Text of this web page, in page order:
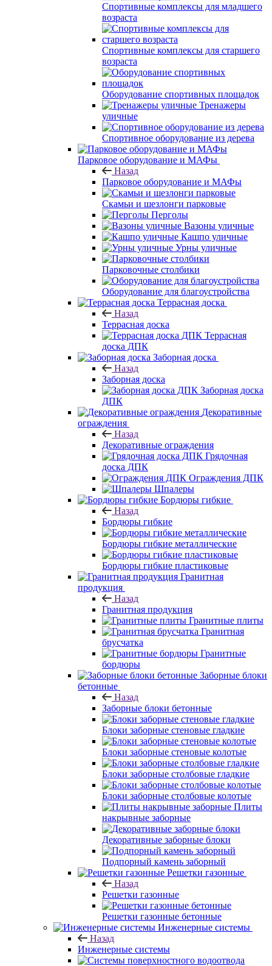
Спортивные комплексы для младшего
возраста
Спортивные комплексы для старшего
возраста
Оборудование спортивных площадок
Тренажеры
уличные
Спортивное оборудование из дерева
Парковое оборудование и МАФы
Назад
Парковое оборудование и МАФы
Скамьи и шезлонги парковые
Перголы
Вазоны уличные
Кашпо уличные
Урны уличные
Парковочные столбики
Оборудование для благоустройства
Террасная доска
Назад
Террасная доска
Террасная
доска ДПК
Заборная доска
Назад
Заборная доска
Заборная доска
ДПК
Декоративные
ограждения
Назад
Декоративные ограждения
Грядочная
доска ДПК
Ограждения ДПК
Шпалеры
Бордюры гибкие
Назад
Бордюры гибкие
Бордюры гибкие металлические
Бордюры гибкие пластиковые
Гранитная
продукция
Назад
Гранитная продукция
Гранитные плиты
Гранитная
брусчатка
Гранитные
бордюры
Заборные блоки
бетонные
Назад
Заборные блоки бетонные
Блоки заборные стеновые гладкие
Блоки заборные стеновые колотые
Блоки заборные столбовые гладкие
Блоки заборные столбовые колотые
Плиты
накрывные заборные
Декоративные заборные блоки
Подпорный камень заборный
Решетки газонные
Назад
Решетки газонные
Решетки газонные бетонные
Инженерные системы
Назад
Инженерные системы